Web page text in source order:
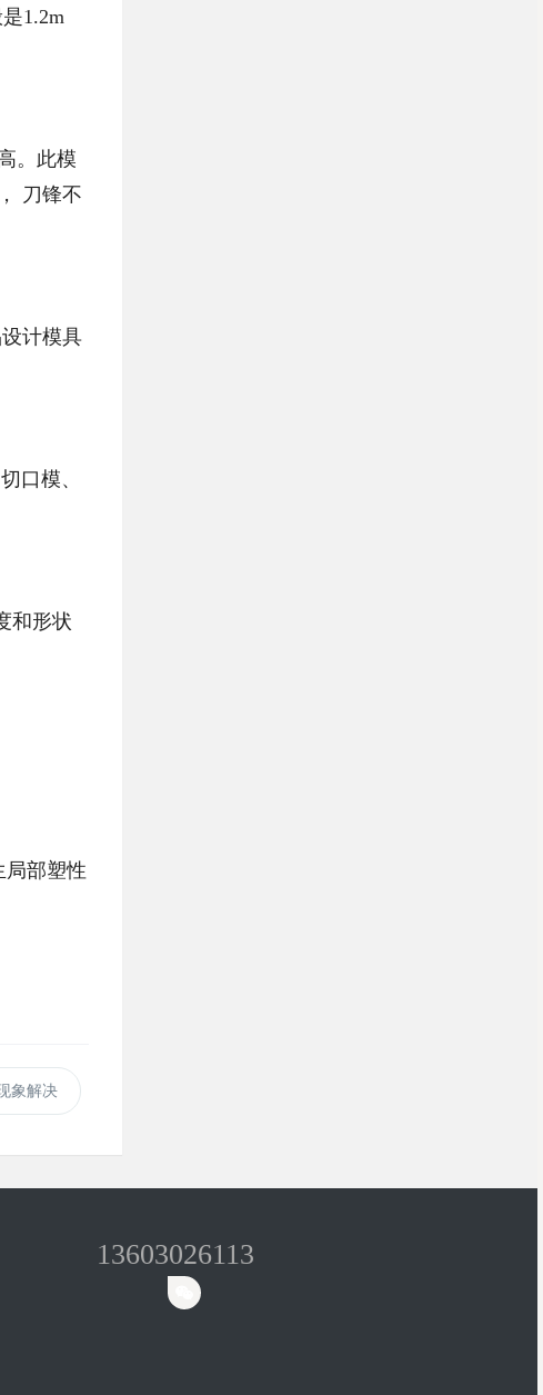
1.2m
。此模
刀锋不
计模具
口模、
和形状
局部塑性
象解决
13603026113